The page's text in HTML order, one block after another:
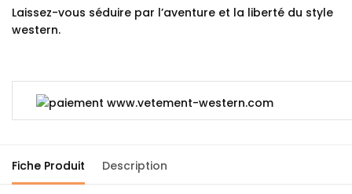
Laissez-vous séduire par l’aventure et la liberté du style
western.
Fiche Produit Description